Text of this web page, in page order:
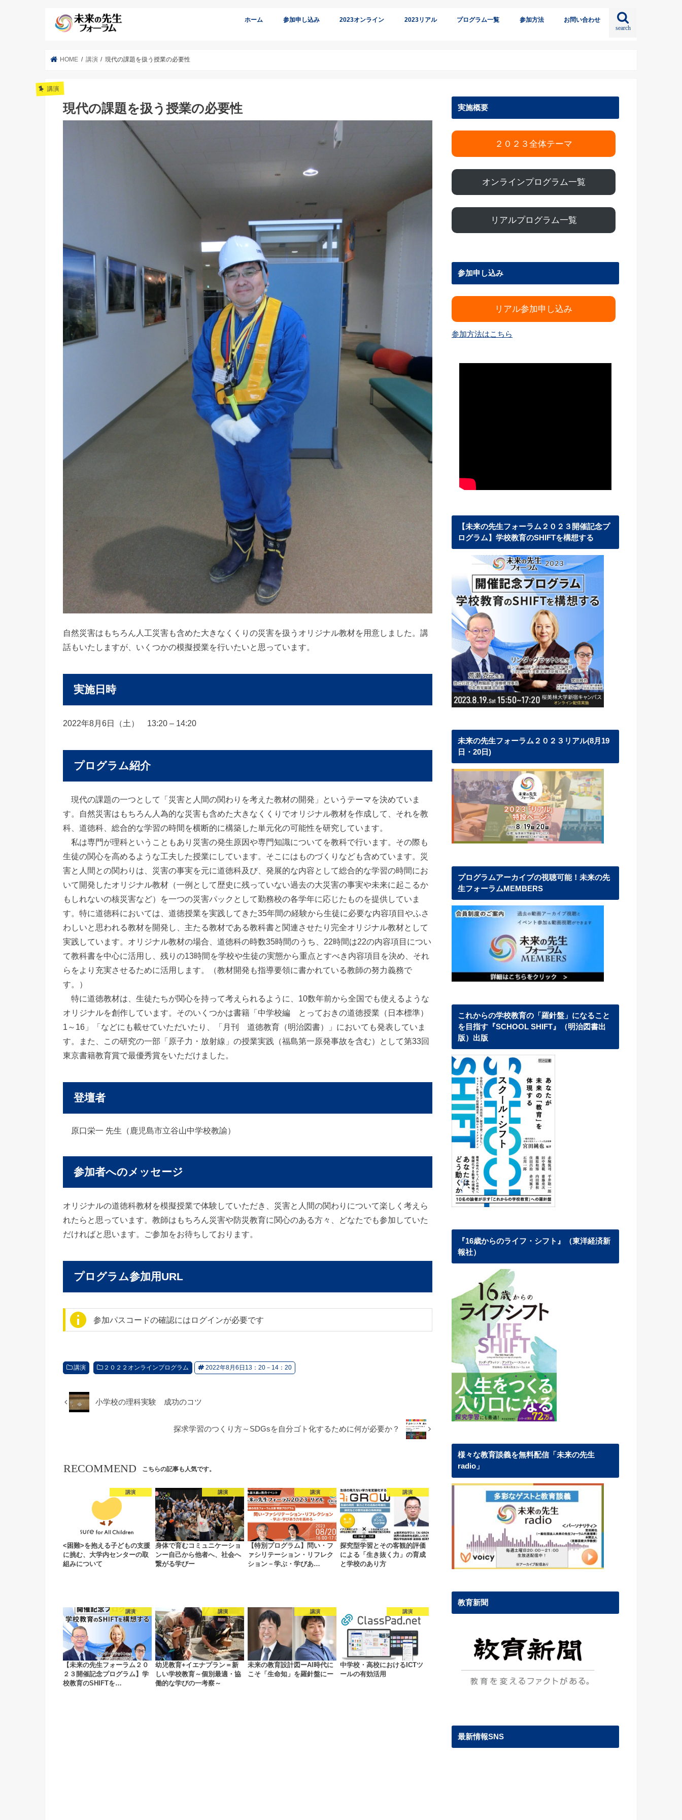
search
ホーム 参加申し込み 2023オンライン 2023リアル プログラム一覧 参加方法 お問い合わせ
HOME 講演 現代の課題を扱う授業の必要性
講演
現代の課題を扱う授業の必要性
自然災害はもちろん人工災害も含めた大きなくくりの災害を扱うオリジナル教材を用意しました。講
話もいたしますが、いくつかの模擬授業を行いたいと思っています。
実施日時
2022年8月6日（土） 13:20 – 14:20
プログラム紹介
現代の課題の一つとして「災害と人間の関わりを考えた教材の開発」というテーマを決めていま
す。自然災害はもちろん人為的な災害も含めた大きなくくりでオリジナル教材を作成して、それを教
科、道徳科、総合的な学習の時間を横断的に構築した単元化の可能性を研究しています。
私は専門が理科ということもあり災害の発生原因や専門知識についてを教科で行います。その際も
生徒の関心を高めるような工夫した授業にしています。そこにはものづくりなども含めています。災
害と人間との関わりは、災害の事実を元に道徳科及び、発展的な内容として総合的な学習の時間にお
いて開発したオリジナル教材（一例として歴史に残っていない過去の大災害の事実や未来に起こるか
もしれないの核災害など）を一つの災害パックとして勤務校の各学年に応じたものを提供していま
す。特に道徳科においては、道徳授業を実践してきた35年間の経験から生徒に必要な内容項目やふさ
わしいと思われる教材を開発し、主たる教材である教科書と関連させたり完全オリジナル教材として
実践しています。オリジナル教材の場合、道徳科の時数35時間のうち、22時間は22の内容項目につい
て教科書を中心に活用し、残りの13時間を学校や生徒の実態から重点とすべき内容項目を決め、それ
らをより充実させるために活用します。（教材開発も指導要領に書かれている教師の努力義務で
す。）
特に道徳教材は、生徒たちが関心を持って考えられるように、10数年前から全国でも使えるような
オリジナルを創作しています。そのいくつかは書籍「中学校編 とっておきの道徳授業（日本標準）
1～16」「などにも載せていただいたり、「月刊 道徳教育（明治図書）」においても発表していま
す。また、この研究の一部「原子力・放射線」の授業実践（福島第一原発事故を含む）として第33回
東京書籍教育賞で最優秀賞をいただけました。
登壇者
原口栄一 先生（鹿児島市立谷山中学校教諭）
参加者へのメッセージ
オリジナルの道徳科教材を模擬授業で体験していただき、災害と人間の関わりについて楽しく考えら
れたらと思っています。教師はもちろん災害や防災教育に関心のある方々、どなたでも参加していた
だければと思います。ご参加をお待ちしております。
プログラム参加用URL
参加パスコードの確認にはログインが必要です
講演 ２０２２オンラインプログラム 2022年8月6日13：20－14：20
小学校の理科実験 成功のコツ
探求学習のつくり方～SDGsを自分ゴト化するために何が必要か？
RECOMMEND こちらの記事も人気です。
講演
<困難>を抱える子どもの支援
に挑む、大学内センターの取
組みについて
講演
身体で育むコミュニケーショ
ンー自己から他者へ、社会へ
繋がる学びー
講演
【特別プログラム】問い・フ
ァシリテーション・リフレク
ション－学ぶ・学びあ…
講演
探究型学習とその客観的評価
による「生き抜く力」の育成
と学校のあり方
講演
【未来の先生フォーラム２０
２３開催記念プログラム】学
校教育のSHIFTを…
講演
幼児教育+イエナプラン＝新
しい学校教育～個別最適・協
働的な学びの一考察～
講演
未来の教育設計図ーAI時代に
こそ「生命知」を羅針盤にー
講演
中学校・高校におけるICTツ
ールの有効活用
実施概要
２０２３全体テーマ
オンラインプログラム一覧
リアルプログラム一覧
参加申し込み
リアル参加申し込み
参加方法はこちら
【未来の先生フォーラム２０２３開催記念プ
ログラム】学校教育のSHIFTを構想する
未来の先生フォーラム２０２３リアル(8月19
日・20日)
プログラムアーカイブの視聴可能！未来の先
生フォーラムMEMBERS
これからの学校教育の「羅針盤」になること
を目指す『SCHOOL SHIFT』（明治図書出
版）出版
『16歳からのライフ・シフト』（東洋経済新
報社）
様々な教育談義を無料配信「未来の先生
radio」
教育新聞
最新情報SNS